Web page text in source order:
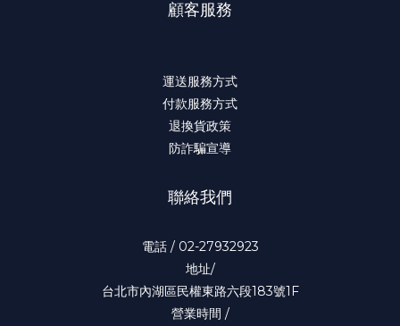
顧客服務
運送服務方式
付款服務方式
退換貨政策
防詐騙宣導
聯絡我們
電話 / 02-27932923
地址/
台北市內湖區民權東路六段183號1F
營業時間 /